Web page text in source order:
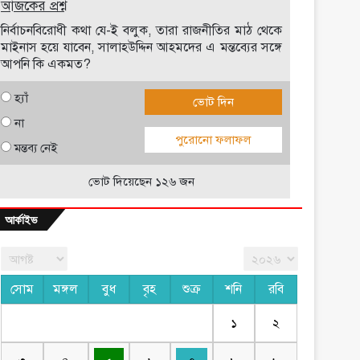
আজকের প্রশ্ন
নির্বাচনবিরোধী কথা যে-ই বলুক, তারা রাজনীতির মাঠ থেকে
মাইনাস হয়ে যাবেন, সালাহউদ্দিন আহমদের এ মন্তব্যের সঙ্গে
আপনি কি একমত?
হ্যাঁ
না
মন্তব্য নেই
ভোট দিন
পুরোনো ফলাফল
ভোট দিয়েছেন ১২৬ জন
আর্কাইভ
সোম মঙ্গল বুধ বৃহ শুক্র শনি রবি
১ ২